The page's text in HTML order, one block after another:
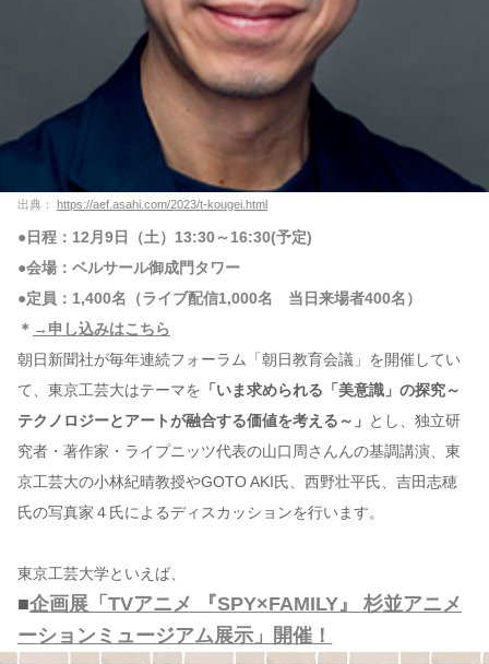
出典： https://aef.asahi.com/2023/t-kougei.html
●日程：12月9日（土）13:30～16:30(予定)
●会場：ベルサール御成門タワー
●定員：1,400名（ライブ配信1,000名 当日来場者400名）
＊ →申し込みはこちら
朝日新聞社が毎年連続フォーラム「朝日教育会議」を開催してい
て、東京工芸大はテーマを 「いま求められる「美意識」の探究～
テクノロジーとアートが融合する価値を考える～」 とし、独立研
究者・著作家・ライプニッツ代表の山口周さんんの基調講演、東
京工芸大の小林紀晴教授やGOTO AKI氏、西野壮平氏、吉田志穂
氏の写真家４氏によるディスカッションを行います。
東京工芸大学といえば、
■企画展「TVアニメ 『SPY×FAMILY』 杉並アニメ
ーションミュージアム展示」開催！